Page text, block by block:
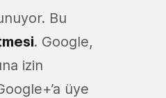
Bu
. Google,
izin
üye